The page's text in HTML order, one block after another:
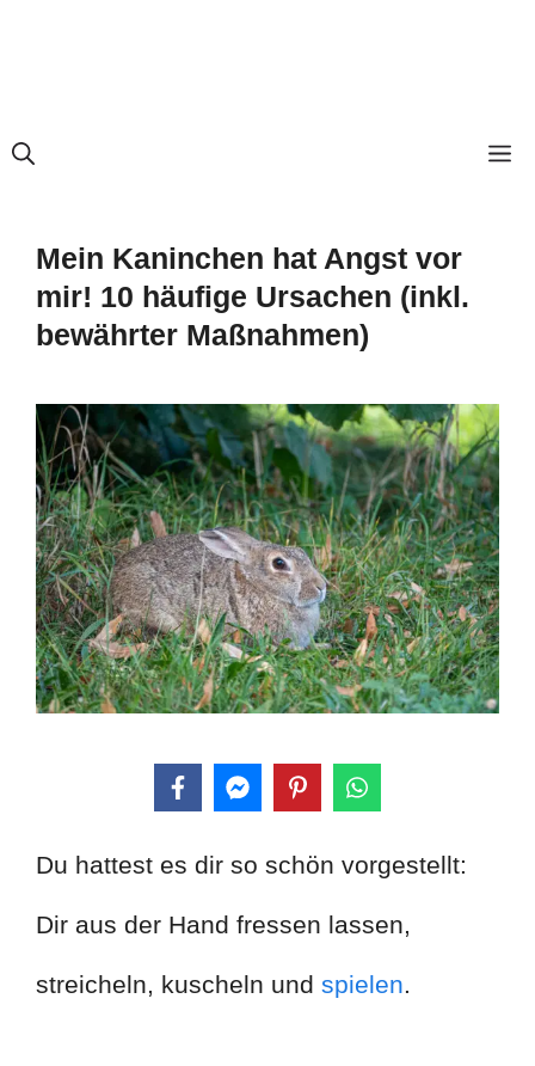
Mein Kaninchen hat Angst vor
mir! 10 häufige Ursachen (inkl.
bewährter Maßnahmen)
Du hattest es dir so schön vorgestellt:
Dir aus der Hand fressen lassen,
streicheln, kuscheln und spielen.